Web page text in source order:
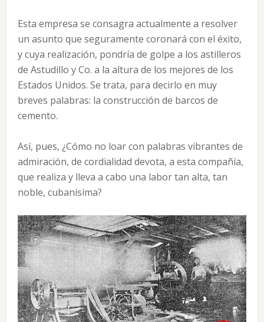
Esta empresa se consagra actualmente a resolver
un asunto que seguramente coronará con el éxito,
y cuya realización, pondría de golpe a los astilleros
de Astudillo y Co. a la altura de los mejores de los
Estados Unidos. Se trata, para decirlo en muy
breves palabras: la construcción de barcos de
cemento.
Así, pues, ¿Cómo no loar con palabras vibrantes de
admiración, de cordialidad devota, a esta compañía,
que realiza y lleva a cabo una labor tan alta, tan
noble, cubanísima?